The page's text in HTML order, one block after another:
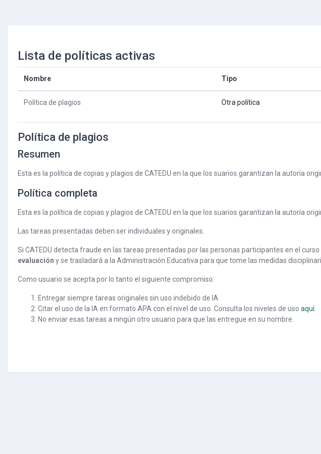
Lista de políticas activas
Nombre Tipo
Política de plagios Otra política
Política de plagios
Resumen
Esta es la política de copias y plagios de CATEDU en la que los suarios garantizan la autoría
Política completa
Esta es la política de copias y plagios de CATEDU en la que los suarios garantizan la autoría
Las tareas presentadas deben ser individuales y originales.
Si CATEDU detecta fraude en las tareas presentadas por las personas participantes en el curso
evaluación y se trasladará a la Administración Educativa para que tome las medidas
Como usuario se acepta por lo tanto el siguiente compromiso:
Entregar siempre tareas originales sin uso indebido de IA
Citar el uso de la IA en formato APA con el nivel de uso. Consulta los niveles de uso aquí.
No enviar esas tareas a ningún otro usuario para que las entregue en su nombre.